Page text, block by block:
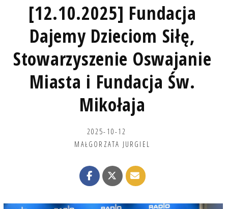
[12.10.2025] Fundacja
Dajemy Dzieciom Siłę,
Stowarzyszenie Oswajanie
Miasta i Fundacja Św.
Mikołaja
2025-10-12
MAŁGORZATA JURGIEL